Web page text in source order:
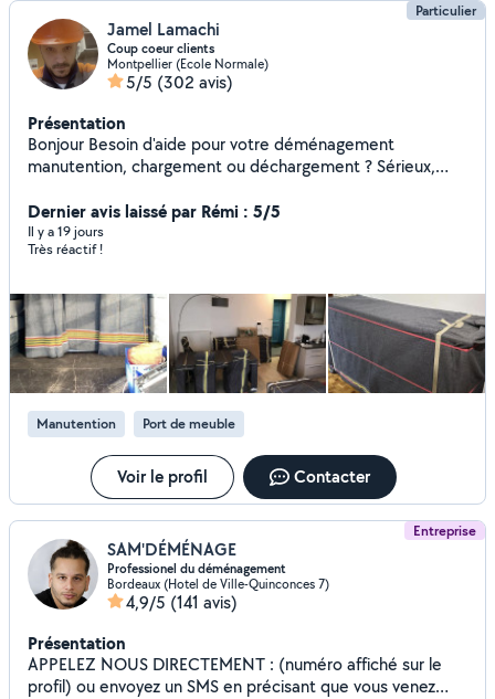
Particulier
Jamel Lamachi
Coup coeur clients
Montpellier (Ecole Normale)
5/5 (302 avis)
Présentation
Bonjour Besoin d'aide pour votre déménagement
manutention, chargement ou déchargement ? Sérieux,
service pour vous aider efficacement que ce soit avec
ascenseur ou par escalier. Je prends soin de vos meubles
et de vos affaires comme si c'est les miens, avec
le travail et vous offrir un service , rapide et sans stress :
aide au déménagement : chargement/ déchargement
:port de meube/électroménager : manutention de tout
type : Disponible et à écouter de vos besoins Grâce à
mon expérience et à mes nombreux avis positifs vous
pouvez compter sur quelqu un de motive, honnête et
appliquée N'hésitez pas à me contacter pour discuter de
vos besoins ,et je serai ravie, de vous aider dans vos
Dernier avis laissé par Rémi : 5/5
Il y a 19 jours
Très réactif !
Manutention Port de meuble
Voir le profil Contacter
Entreprise
SAM'DÉMÉNAGE
Professionel du déménagement
Bordeaux (Hotel de Ville-Quinconces 7)
4,9/5 (141 avis)
Présentation
APPELEZ NOUS DIRECTEMENT : (numéro affiché sur le
profil) ou envoyez un SMS en précisant que vous venez